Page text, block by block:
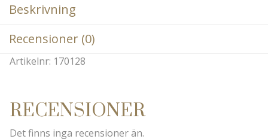
Beskrivning
Recensioner (0)
Artikelnr: 170128
RECENSIONER
Det finns inga recensioner än.